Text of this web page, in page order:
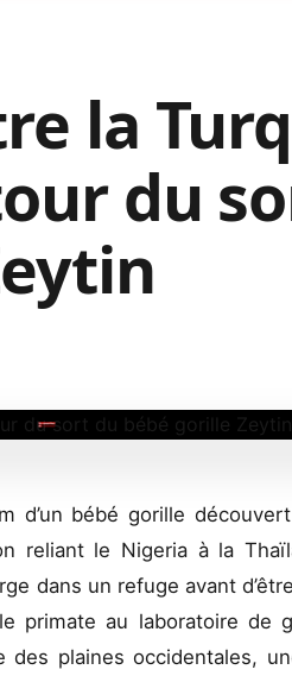
la
du
d’un bébé gorille
reliant le Nigeria à la
dans un refuge avant
au laboratoire de
des plaines occidentales,